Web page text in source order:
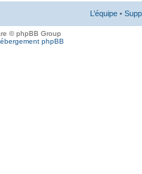
L’équipe •
© phpBB Group
phpBB